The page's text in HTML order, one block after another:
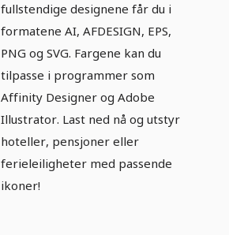
fullstendige designene får du i
formatene AI, AFDESIGN, EPS,
PNG og SVG. Fargene kan du
tilpasse i programmer som
Affinity Designer og Adobe
Illustrator. Last ned nå og utstyr
hoteller, pensjoner eller
ferieleiligheter med passende
ikoner!